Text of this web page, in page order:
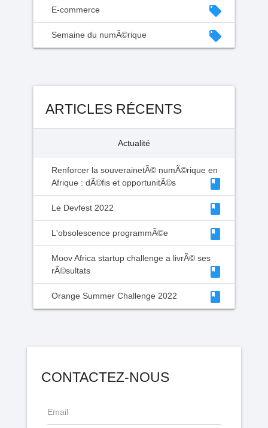
E-commerce local_offer
Semaine du numÃ©rique local_offer
ARTICLES RÉCENTS
Actualité
Renforcer la souverainetÃ© numÃ©rique en
Afrique : dÃ©fis et opportunitÃ©s
class
Le Devfest 2022 class
L'obsolescence programmÃ©e class
Moov Africa startup challenge a livrÃ© ses
rÃ©sultats
class
Orange Summer Challenge 2022 class
CONTACTEZ-NOUS
Email